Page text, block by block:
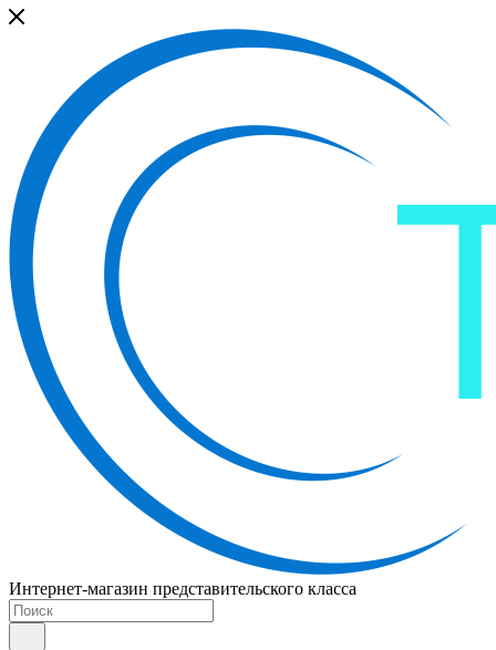
Интернет-магазин представительского класса